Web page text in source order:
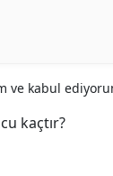
ve kabul
kaçtır?